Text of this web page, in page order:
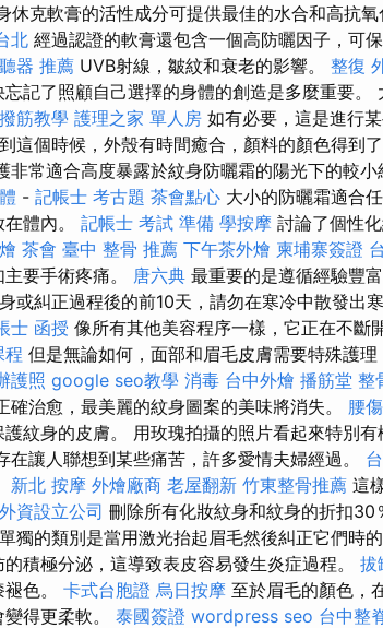
休克軟膏的活性成分可提供最佳的水合和高抗氧
北 經過認證的軟膏還包含一個高防曬因子，可
器 推薦 UVB射線，皺紋和衰老的影響。 整復
記了照顧自己選擇的身體的創造是多麼重要。
筋教學 護理之家 單人房 如有必要，這是進行
到這個時候，外殼有時間癒合，顏料的顏色得到
非常適合高度暴露於紋身防曬霜的陽光下的較小
- 記帳士 考古題 茶會點心 大小的防曬霜適合
體內。 記帳士 考試 準備 學按摩 討論了個性
茶會 臺中 整骨 推薦 下午茶外燴 柬埔寨簽證
要手術疼痛。 唐六典 最重要的是遵循經驗豐
或糾正過程後的前10天，請勿在寒冷中散發出
士 函授 像所有其他美容程序一樣，它正在不斷
程 但是無論如何，面部和眉毛皮膚需要特殊護
護照 google seo教學 消毒 台中外燴 播筋堂 整
確治愈，最美麗的紋身圖案的美味將消失。 腰傷
紋身的皮膚。 用玫瑰拍攝的照片看起來特別有
在讓人聯想到某些痛苦，許多愛情夫婦經過。
新北 按摩 外燴廠商 老屋翻新 竹東整骨推薦 這
外資設立公司 刪除所有化妝紋身和紋身的折扣30
單獨的類別是當用激光抬起眉毛然後糾正它們時
積極分泌，這導致表皮容易發生炎症過程。 拔
色。 卡式台胞證 烏日按摩 至於眉毛的顏色，
得更柔軟。 泰國簽證 wordpress seo 台中整